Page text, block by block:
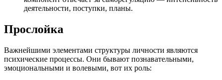
деятельности, поступки, планы.
Прослойка
Важнейшими элементами структуры личности являются
психические процессы. Они бывают познавательными,
эмоциональными и волевыми, вот их роль: